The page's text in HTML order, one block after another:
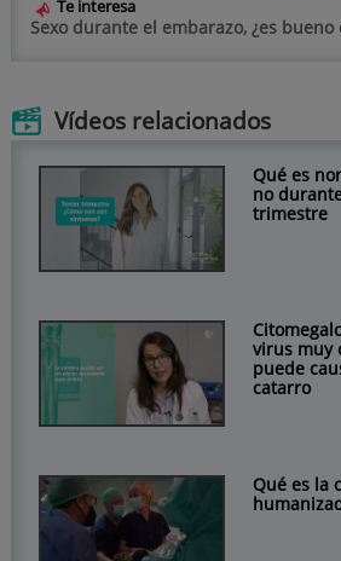
Te interesa
Sexo durante el embarazo, ¿es bueno
Vídeos relacionados
Qué es
no
trimestre
virus muy
puede
catarro
Qué es la